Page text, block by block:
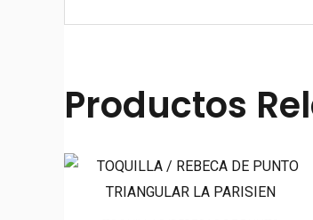
Productos